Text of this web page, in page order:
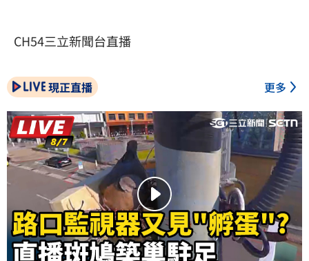
CH54三立新聞台直播
現正直播 更多